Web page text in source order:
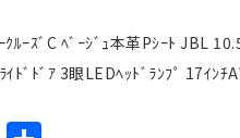
ｸﾙｰｽﾞC ﾍﾞｰｼﾞｭ本革Pｼｰﾄ JBL
ｲﾄﾞﾄﾞｱ 3眼LEDﾍｯﾄﾞﾗﾝﾌﾟ 17ｲﾝﾁ